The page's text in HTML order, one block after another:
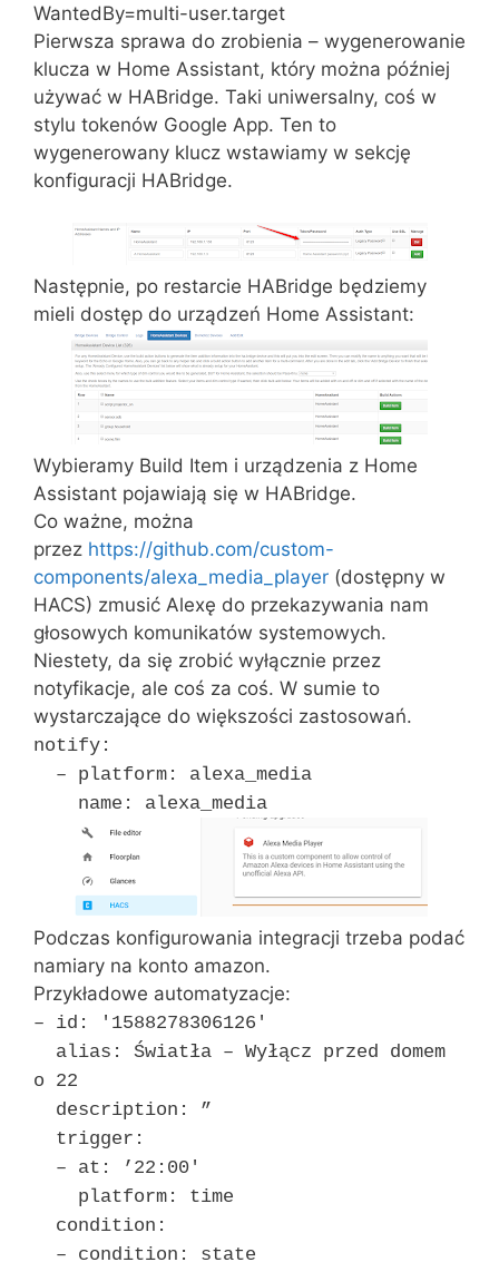
WantedBy=multi-user.target
Pierwsza sprawa do zrobienia – wygenerowanie
klucza w Home Assistant, który można później
używać w HABridge. Taki uniwersalny, coś w
stylu tokenów Google App. Ten to
wygenerowany klucz wstawiamy w sekcję
konfiguracji HABridge.
Następnie, po restarcie HABridge będziemy
mieli dostęp do urządzeń Home Assistant:
Wybieramy Build Item i urządzenia z Home
Assistant pojawiają się w HABridge.
Co ważne, można
przez https://github.com/custom-
components/alexa_media_player (dostępny w
HACS) zmusić Alexę do przekazywania nam
głosowych komunikatów systemowych.
Niestety, da się zrobić wyłącznie przez
notyfikacje, ale coś za coś. W sumie to
wystarczające do większości zastosowań.
notify:
– platform: alexa_media
name: alexa_media
Podczas konfigurowania integracji trzeba podać
namiary na konto amazon.
Przykładowe automatyzacje:
– id: '1588278306126′
alias: Światła – Wyłącz przed domem
o 22
description: ”
trigger:
– at: ’22:00′
platform: time
condition:
– condition: state